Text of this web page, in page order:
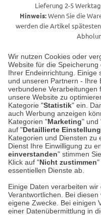
Wir nutzen Cookies oder
Website für die
Ihrer Endeinrichtung. Einige
und unseren Partnern - Ihre
verbundene Verarbeitungen
unsere Website zu
Kategorie "Statistik" ein.
auch Werbung anzeigen
Kategorien "Marketing" und
auf "Detaillierte
Kategorien und Diensten zu
Dienst Ihre Einwilligung zu
einverstanden" stimmen
Klick auf "Nicht zustimmen"
essentiellen Dienste ab.
Einige Daten verarbeiten
Verantwortlichen. Bei
eigene Zwecke. Bei einigen
einer Datenübermittlung in
Lieferung 2-5
Hinweis:Wenn Sie die
werden die Artikel
Unser
Auf
Montag bis
Hier